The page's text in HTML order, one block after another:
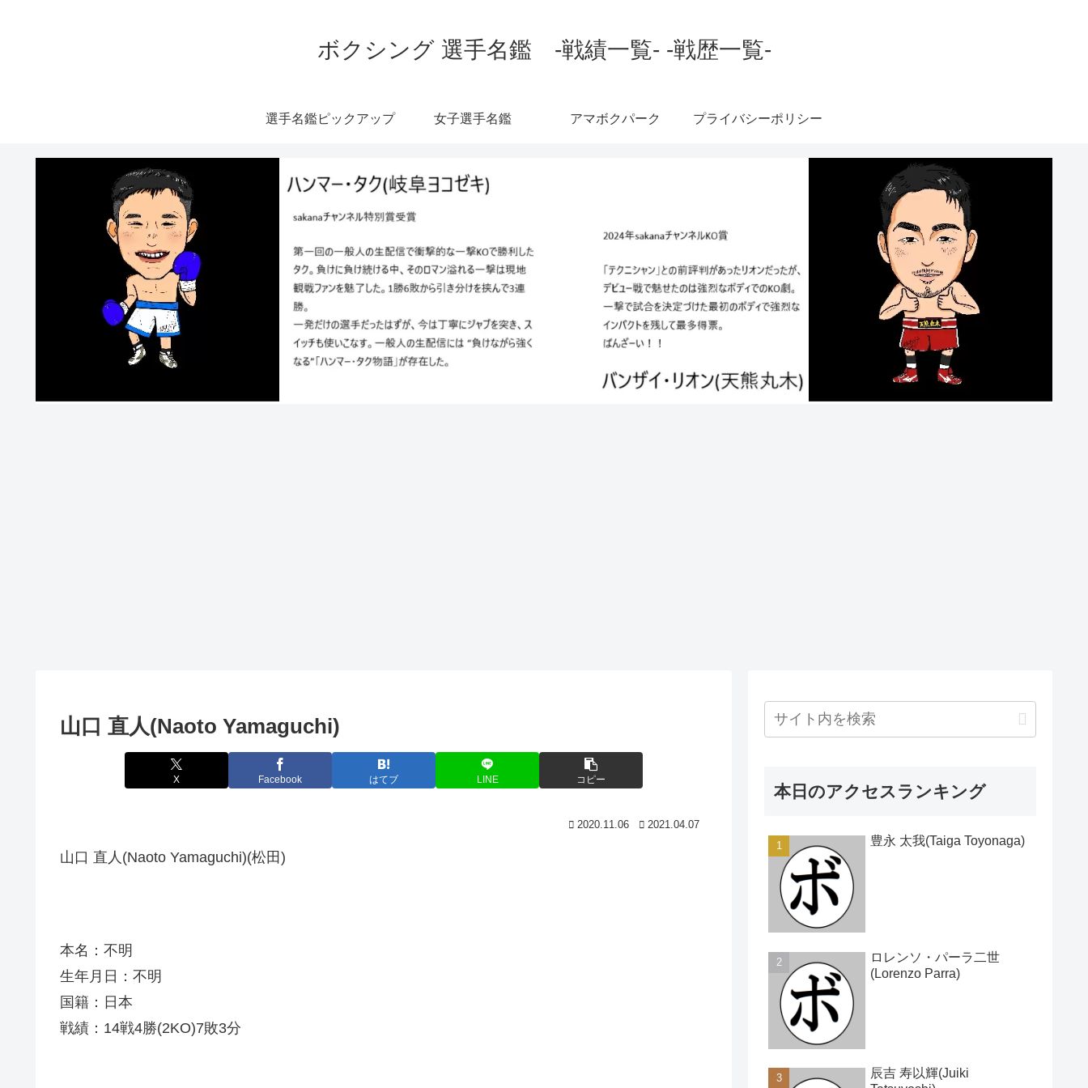
ボクシング 選手名鑑 -戦績一覧- -戦歴一覧-
選手名鑑ピックアップ 女子選手名鑑 アマボクパーク プライバシーポリシー
山口 直人(Naoto Yamaguchi)
X Facebook はてブ LINE コピー
2020.11.06 2021.04.07
山口 直人(Naoto Yamaguchi)(松田)
本名：不明
生年月日：不明
国籍：日本
戦績：14戦4勝(2KO)7敗3分
本日のアクセスランキング
豊永 太我(Taiga Toyonaga)
ロレンソ・パーラ二世
(Lorenzo Parra)
辰吉 寿以輝(Juiki